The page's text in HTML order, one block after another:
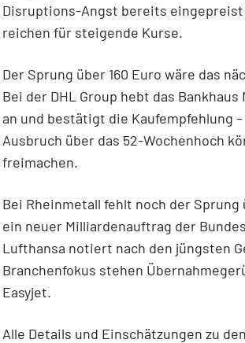
Disruptions-Angst bereits
reichen für steigende Kurse.
Der Sprung über 160 Euro wäre das
Bei der DHL Group hebt das
an und bestätigt die Kaufempfehlung
Ausbruch über das 52-Wochenhoch
freimachen.
Bei Rheinmetall fehlt noch der
ein neuer Milliardenauftrag der
Lufthansa notiert nach den jüngsten
Branchenfokus stehen
Easyjet.
Alle Details und Einschätzungen zu